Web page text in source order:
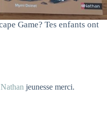
Game? Tes enfants ont
jeunesse merci.